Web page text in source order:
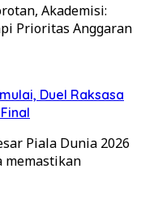
Akademisi:
Prioritas Anggaran
Duel Raksasa
Piala Dunia 2026
memastikan